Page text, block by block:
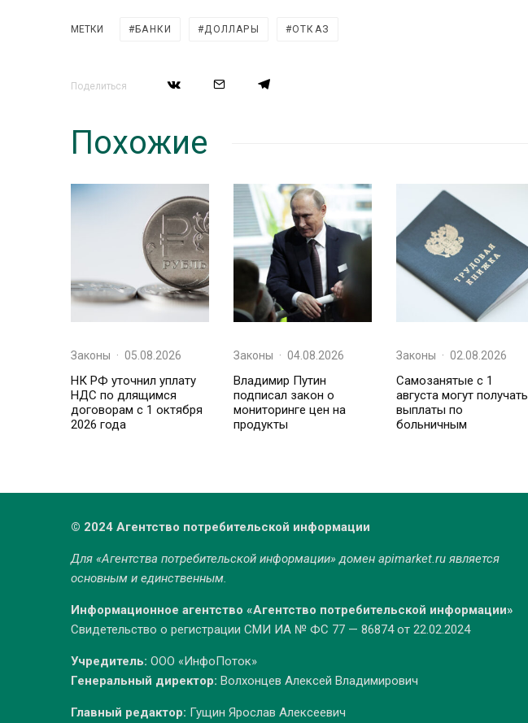
МЕТКИ БАНКИ ДОЛЛАРЫ ОТКАЗ
Поделиться
Похожие
Законы · 05.08.2026
НК РФ уточнил уплату
НДС по длящимся
договорам с 1 октября
2026 года
Законы · 04.08.2026
Владимир Путин
подписал закон о
мониторинге цен на
продукты
Законы · 02.08.2026
Самозанятые с 1
августа могут получать
выплаты по
больничным
© 2024 Агентство потребительской информации
Для «Агентства потребительской информации» домен apimarket.ruявляется
основным и единственным.
Информационное агентство «Агентство потребительской информации»
Свидетельство о регистрации СМИ ИА № ФС 77 — 86874 от 22.02.2024
Учредитель: ООО «ИнфоПоток»
Генеральный директор: Волхонцев Алексей Владимирович
Главный редактор: Гущин Ярослав Алексеевич